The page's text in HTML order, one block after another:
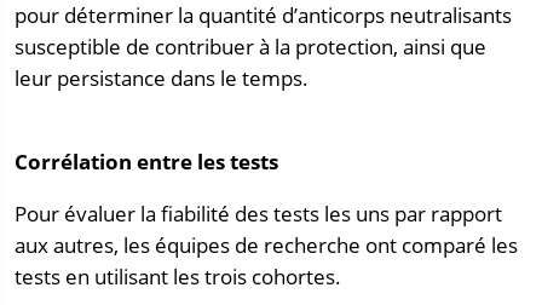
pour déterminer la quantité d’anticorps neutralisants
susceptible de contribuer à la protection, ainsi que
leur persistance dans le temps.
Corrélation entre les tests
Pour évaluer la fiabilité des tests les uns par rapport
aux autres, les équipes de recherche ont comparé les
tests en utilisant les trois cohortes.